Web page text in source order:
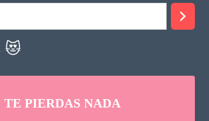
😻
TE PIERDAS NADA